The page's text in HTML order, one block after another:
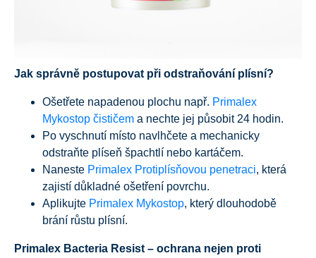
Jak správně postupovat při odstraňování plísní?
Ošetřete napadenou plochu např. Primalex
Mykostop čističem a nechte jej působit 24 hodin.
Po vyschnutí místo navlhčete a mechanicky
odstraňte plíseň špachtlí nebo kartáčem.
Naneste Primalex Protiplísňovou penetraci, která
zajistí důkladné ošetření povrchu.
Aplikujte Primalex Mykostop, který dlouhodobě
brání růstu plísní.
Primalex Bacteria Resist – ochrana nejen proti